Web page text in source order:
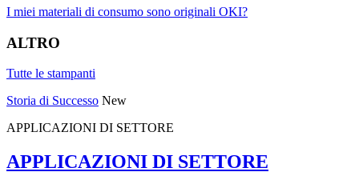
I miei materiali di consumo sono originali OKI?
ALTRO
Tutte le stampanti
Storia di Successo New
APPLICAZIONI DI SETTORE
APPLICAZIONI DI SETTORE